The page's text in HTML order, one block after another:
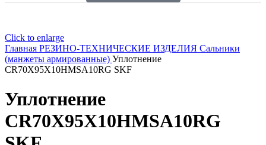
Click to enlarge
Главная РЕЗИНО-ТЕХНИЧЕСКИЕ ИЗДЕЛИЯ Сальники
(манжеты армированные) Уплотнение
CR70X95X10HMSA10RG SKF
Уплотнение
CR70X95X10HMSA10RG